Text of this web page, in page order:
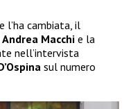
l’ha cambiata, il
Macchie la
nell’intervista
sul numero